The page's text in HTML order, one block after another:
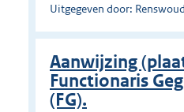
Uitgegeven door:
Aanwijzing
Functionaris
(FG).